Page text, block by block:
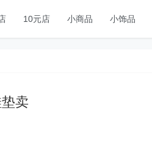
10元店 小商品 小饰品
卖